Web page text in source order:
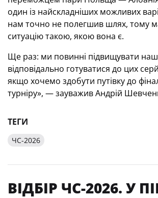
один із найскладніших можливих
нам точно не полегшив шлях, тому
ситуацію такою, якою вона є.
Ще раз: ми повинні підвищувати наш
відповідально готуватися до цих
якщо хочемо здобути путівку до
турніру», — зауважив Андрій
ТЕГИ
ЧС-2026
ВІДБІР ЧС-2026. У